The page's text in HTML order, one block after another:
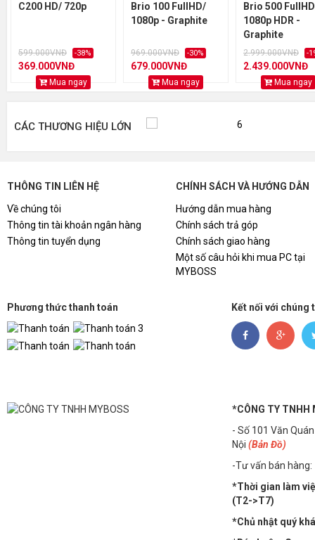
C200 HD/ 720p
599.000VNĐ -38%
369.000VNĐ
Mua ngay
Brio 100 FullHD/
1080p - Graphite
969.000VNĐ -30%
679.000VNĐ
Mua ngay
Brio 500
1080p HDR -
Graphite
2.999.000VNĐ -
2.439.000VNĐ
Mua ngay
CÁC THƯƠNG HIỆU LỚN
THÔNG TIN LIÊN HỆ
Về chúng tôi
Thông tin tài khoản ngân hàng
Thông tin tuyển dụng
CHÍNH SÁCH VÀ HƯỚNG DẪN
Hướng dẫn mua hàng
Chính sách trả góp
Chính sách giao hàng
Một số câu hỏi khi mua PC tại
MYBOSS
Phương thức thanh toán Kết nối với chúng
*CÔNG TY TNHH
- Số 101 Văn
Nội (Bản Đồ)
-Tư vấn bán hàng:
*Thời gian làm
(T2->T7)
*Chủ nhật quý